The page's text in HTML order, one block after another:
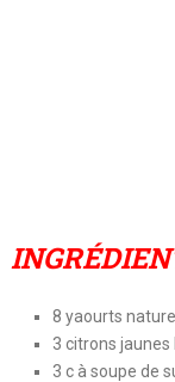
8 yaourts nature
3 citrons jaunes
3 c à soupe de